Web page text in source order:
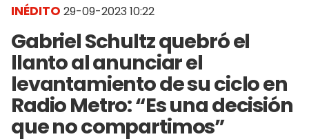
INÉDITO 29-09-2023 10:22
Gabriel Schultz quebró el
llanto al anunciar el
levantamiento de su ciclo en
Radio Metro: “Es una decisión
que no compartimos”